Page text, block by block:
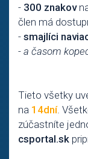
- 300 znakov
člen má
- smajlíci
- a časom
Tieto všetky
na 14dní.
zúčastníte
csportal.sk